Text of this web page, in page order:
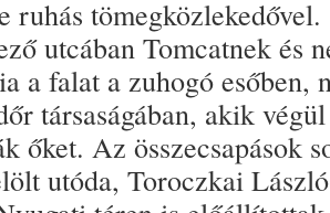
ruhás tömegközlekedővel.
utcában Tomcatnek és
a falat a zuhogó esőben,
társaságában, akik
őket. Az összecsapások
utóda, Toroczkai